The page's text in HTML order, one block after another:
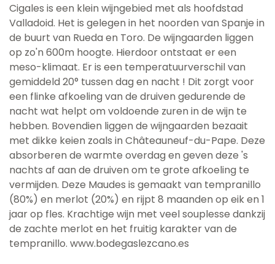
Cigales is een klein wijngebied met als hoofdstad
Valladoid. Het is gelegen in het noorden van Spanje in
de buurt van Rueda en Toro. De wijngaarden liggen
op zo'n 600m hoogte. Hierdoor ontstaat er een
meso-klimaat. Er is een temperatuurverschil van
gemiddeld 20° tussen dag en nacht ! Dit zorgt voor
een flinke afkoeling van de druiven gedurende de
nacht wat helpt om voldoende zuren in de wijn te
hebben. Bovendien liggen de wijngaarden bezaait
met dikke keien zoals in Châteauneuf-du-Pape. Deze
absorberen de warmte overdag en geven deze 's
nachts af aan de druiven om te grote afkoeling te
vermijden. Deze Maudes is gemaakt van tempranillo
(80%) en merlot (20%) en rijpt 8 maanden op eik en 1
jaar op fles. Krachtige wijn met veel souplesse dankzij
de zachte merlot en het fruitig karakter van de
tempranillo. www.bodegaslezcano.es